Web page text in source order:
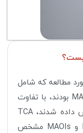
مطالعه که شامل
TCAs، BDZs، SSRIs، SNRIs و MAOIs بودند، با تفاوت
کمی بین کلاس‌های دارویی تشخیص داده شدند، TCA
ها موثرترین بودند که توسط BDZs و MAOIs مشخص